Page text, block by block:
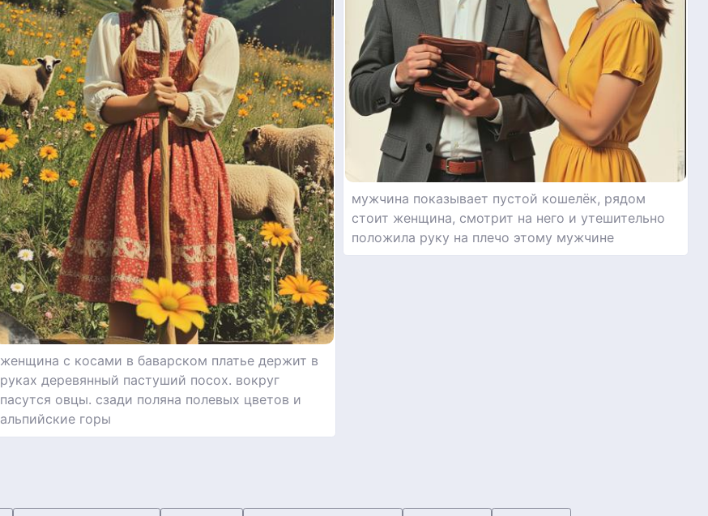
женщина с косами в баварском платье держит в
руках деревянный пастуший посох. вокруг
пасутся овцы. сзади поляна полевых цветов и
альпийские горы
мужчина показывает пустой кошелёк, рядом
стоит женщина, смотрит на него и утешительно
положила руку на плечо этому мужчине